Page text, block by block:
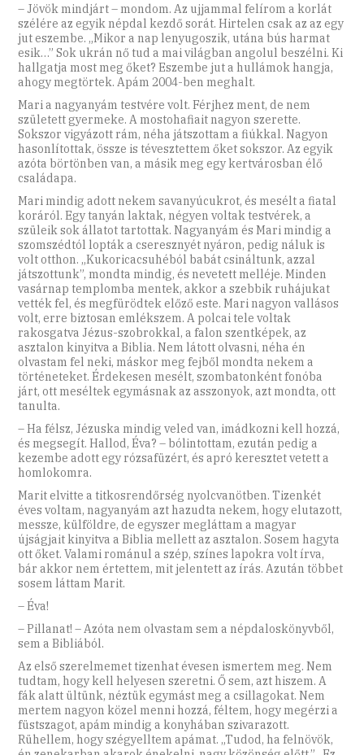
– Jövök mindjárt – mondom. Az ujjammal felírom a korlát
szélére az egyik népdal kezdő sorát. Hirtelen csak az az egy
jut eszembe. „Mikor a nap lenyugoszik, utána bús harmat
esik…” Sok ukrán nő tud a mai világban angolul beszélni. Ki
hallgatja most meg őket? Eszembe jut a hullámok hangja,
ahogy megtörtek. Apám 2004-ben meghalt.
Mari a nagyanyám testvére volt. Férjhez ment, de nem
született gyermeke. A mostohafiait nagyon szerette.
Sokszor vigyázott rám, néha játszottam a fiúkkal. Nagyon
hasonlítottak, össze is tévesztettem őket sokszor. Az egyik
azóta börtönben van, a másik meg egy kertvárosban élő
családapa.
Mari mindig adott nekem savanyúcukrot, és mesélt a fiatal
koráról. Egy tanyán laktak, négyen voltak testvérek, a
szüleik sok állatot tartottak. Nagyanyám és Mari mindig a
szomszédtól lopták a cseresznyét nyáron, pedig náluk is
volt otthon. „Kukoricacsuhéból babát csináltunk, azzal
játszottunk”, mondta mindig, és nevetett melléje. Minden
vasárnap templomba mentek, akkor a szebbik ruhájukat
vették fel, és megfürödtek előző este. Mari nagyon vallásos
volt, erre biztosan emlékszem. A polcai tele voltak
rakosgatva Jézus-szobrokkal, a falon szentképek, az
asztalon kinyitva a Biblia. Nem látott olvasni, néha én
olvastam fel neki, máskor meg fejből mondta nekem a
történeteket. Érdekesen mesélt, szombatonként fonóba
járt, ott meséltek egymásnak az asszonyok, azt mondta, ott
tanulta.
– Ha félsz, Jézuska mindig veled van, imádkozni kell hozzá,
és megsegít. Hallod, Éva? – bólintottam, ezután pedig a
kezembe adott egy rózsafüzért, és apró keresztet vetett a
homlokomra.
Marit elvitte a titkosrendőrség nyolcvanötben. Tizenkét
éves voltam, nagyanyám azt hazudta nekem, hogy elutazott,
messze, külföldre, de egyszer megláttam a magyar
újságjait kinyitva a Biblia mellett az asztalon. Sosem hagyta
ott őket. Valami románul a szép, színes lapokra volt írva,
bár akkor nem értettem, mit jelentett az írás. Azután többet
sosem láttam Marit.
– Éva!
– Pillanat! – Azóta nem olvastam sem a népdaloskönyvből,
sem a Bibliából.
Az első szerelmemet tizenhat évesen ismertem meg. Nem
tudtam, hogy kell helyesen szeretni. Ő sem, azt hiszem. A
fák alatt ültünk, néztük egymást meg a csillagokat. Nem
mertem nagyon közel menni hozzá, féltem, hogy megérzi a
füstszagot, apám mindig a konyhában szivarazott.
Rühellem, hogy szégyelltem apámat. „Tudod, ha felnövök,